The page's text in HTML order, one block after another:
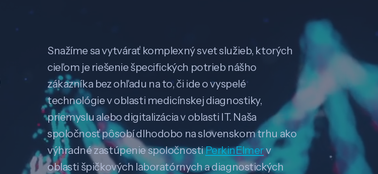
Snažíme sa vytvárať komplexný svet služieb, ktorých
cieľom je riešenie špecifických potrieb nášho
zákazníka bez ohľadu na to, či ide o vyspelé
technológie v oblasti medicínskej diagnostiky,
priemyslu alebo digitalizácia v oblasti IT. Naša
spoločnosť pôsobí dlhodobo na slovenskom trhu ako
výhradné zastúpenie spoločnostiPerkinElmerv
oblasti špičkových laboratórnych a diagnostických